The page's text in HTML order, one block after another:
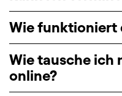
Wie funktioniert
Wie tausche ich
online?